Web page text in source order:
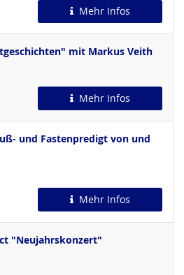
Mehr Infos
mit Markus Veith
Mehr Infos
und Fastenpredigt von und
Mehr Infos
"Neujahrskonzert"